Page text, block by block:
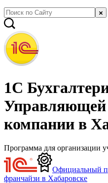
1С
Управляющей
компании в
Программа для организации
Официальный
франчайзи в Хабаровске